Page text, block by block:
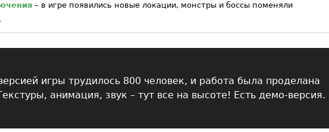
– в игре появились новые локации, монстры и боссы поменяли
игры трудилось 800 человек, и работа была проделана
анимация, звук – тут все на высоте! Есть демо-версия.